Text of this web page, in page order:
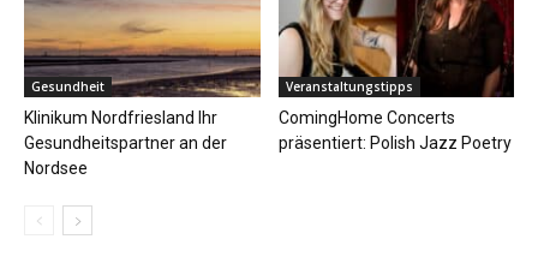
Gesundheit
Klinikum Nordfriesland Ihr
Gesundheitspartner an der
Nordsee
Veranstaltungstipps
ComingHome Concerts
präsentiert: Polish Jazz Poetry